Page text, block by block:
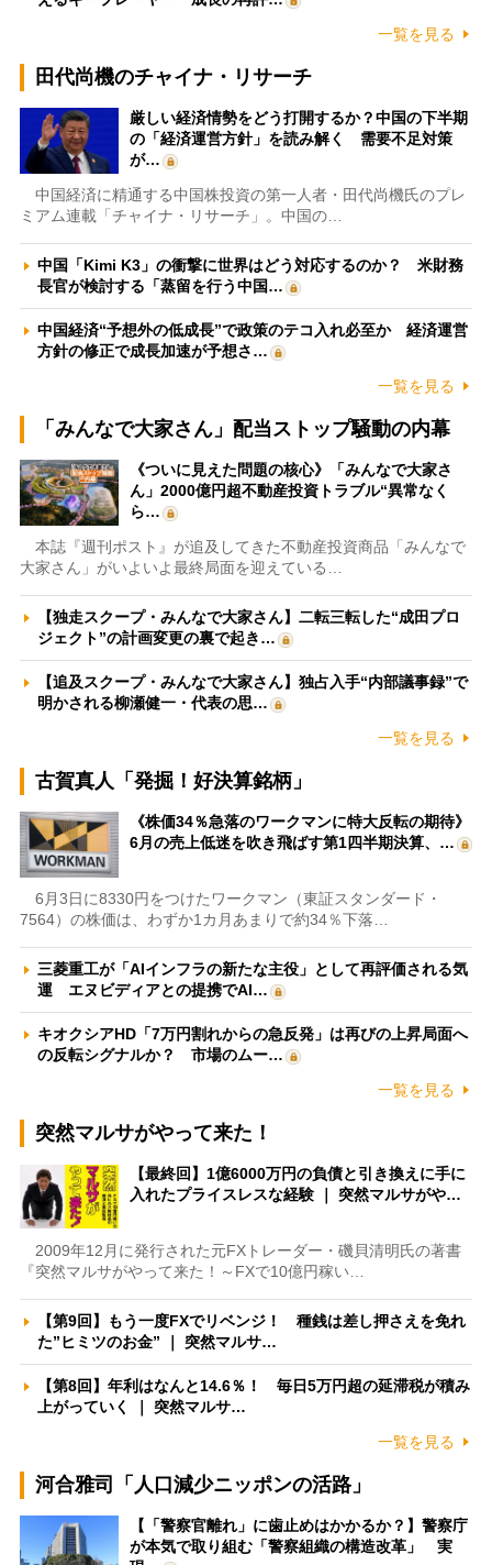
一覧を見る
田代尚機のチャイナ・リサーチ
厳しい経済情勢をどう打開するか？中国の下半期
の「経済運営方針」を読み解く 需要不足対策
が…
中国経済に精通する中国株投資の第一人者・田代尚機氏のプレ
ミアム連載「チャイナ・リサーチ」。中国の…
中国「Kimi K3」の衝撃に世界はどう対応するのか？ 米財務
長官が検討する「蒸留を行う中国…
中国経済“予想外の低成長”で政策のテコ入れ必至か 経済運営
方針の修正で成長加速が予想さ…
一覧を見る
「みんなで大家さん」配当ストップ騒動の内幕
《ついに見えた問題の核心》「みんなで大家さ
ん」2000億円超不動産投資トラブル“異常なく
ら…
本誌『週刊ポスト』が追及してきた不動産投資商品「みんなで
大家さん」がいよいよ最終局面を迎えている…
【独走スクープ・みんなで大家さん】二転三転した“成田プロ
ジェクト”の計画変更の裏で起き…
【追及スクープ・みんなで大家さん】独占入手“内部議事録”で
明かされる柳瀬健一・代表の思…
一覧を見る
古賀真人「発掘！好決算銘柄」
《株価34％急落のワークマンに特大反転の期待》
6月の売上低迷を吹き飛ばす第1四半期決算、…
6月3日に8330円をつけたワークマン（東証スタンダード・
7564）の株価は、わずか1カ月あまりで約34％下落…
三菱重工が「AIインフラの新たな主役」として再評価される気
運 エヌビディアとの提携でAI…
キオクシアHD「7万円割れからの急反発」は再びの上昇局面へ
の反転シグナルか？ 市場のムー…
一覧を見る
突然マルサがやって来た！
【最終回】1億6000万円の負債と引き換えに手に
入れたプライスレスな経験 ｜ 突然マルサがや…
2009年12月に発行された元FXトレーダー・磯貝清明氏の著書
『突然マルサがやって来た！～FXで10億円稼い…
【第9回】もう一度FXでリベンジ！ 種銭は差し押さえを免れ
た”ヒミツのお金” ｜ 突然マルサ…
【第8回】年利はなんと14.6％！ 毎日5万円超の延滞税が積み
上がっていく ｜ 突然マルサ…
一覧を見る
河合雅司「人口減少ニッポンの活路」
【「警察官離れ」に歯止めはかかるか？】警察庁
が本気で取り組む「警察組織の構造改革」 実